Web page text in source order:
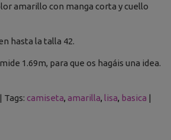
amarillo con manga corta y cuello
hasta la talla 42.
1.69m, para que os hagáis una idea.
| Tags: camiseta amarilla lisa basica |